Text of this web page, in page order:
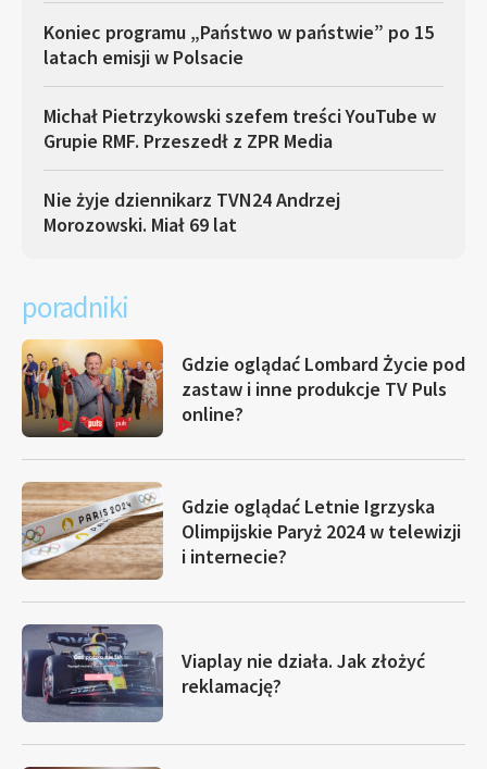
Koniec programu „Państwo w państwie” po 15
latach emisji w Polsacie
Michał Pietrzykowski szefem treści YouTube w
Grupie RMF. Przeszedł z ZPR Media
Nie żyje dziennikarz TVN24 Andrzej
Morozowski. Miał 69 lat
poradniki
Gdzie oglądać Lombard Życie pod
zastaw i inne produkcje TV Puls
online?
Gdzie oglądać Letnie Igrzyska
Olimpijskie Paryż 2024 w telewizji
i internecie?
Viaplay nie działa. Jak złożyć
reklamację?